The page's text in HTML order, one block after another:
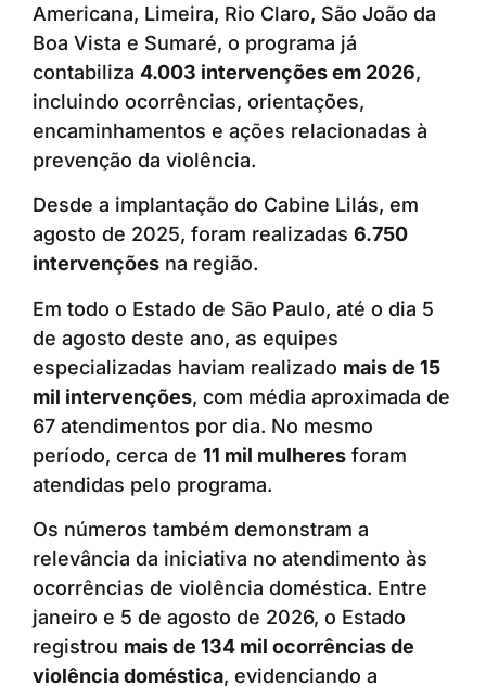
Americana, Limeira, Rio Claro, São João da
Boa Vista e Sumaré, o programa já
contabiliza 4.003 intervenções em 2026,
incluindo ocorrências, orientações,
encaminhamentos e ações relacionadas à
prevenção da violência.
Desde a implantação do Cabine Lilás, em
agosto de 2025, foram realizadas 6.750
intervenções na região.
Em todo o Estado de São Paulo, até o dia 5
de agosto deste ano, as equipes
especializadas haviam realizado mais de 15
mil intervenções, com média aproximada de
67 atendimentos por dia. No mesmo
período, cerca de 11 mil mulheres foram
atendidas pelo programa.
Os números também demonstram a
relevância da iniciativa no atendimento às
ocorrências de violência doméstica. Entre
janeiro e 5 de agosto de 2026, o Estado
registrou mais de 134 mil ocorrências de
violência doméstica, evidenciando a